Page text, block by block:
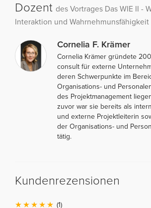
Dozent des Vortrages Das WIE II -
Interaktion und Wahrnehmunsfähigkeit
Cornelia F. Krämer
Cornelia Krämer gründete
consult für externe
deren Schwerpunkte im
Organisations- und
des Projektmanagement
zuvor war sie bereits als
und externe Projektleiterin
der Organisations- und
tätig.
Kundenrezensionen
(1)